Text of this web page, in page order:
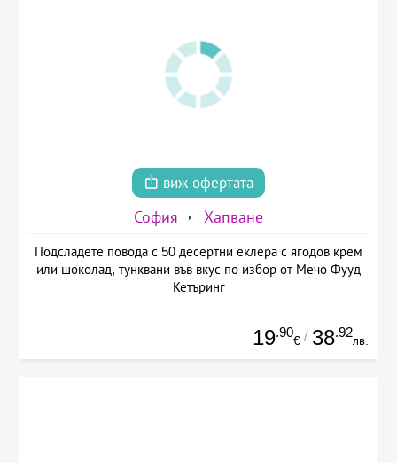
виж офертата
София Хапване
Подсладете повода с 50 десертни еклера с ягодов крем
или шоколад, тунквани във вкус по избор от Мечо Фууд
Кетъринг
19.90
€ / 38.92
лв.